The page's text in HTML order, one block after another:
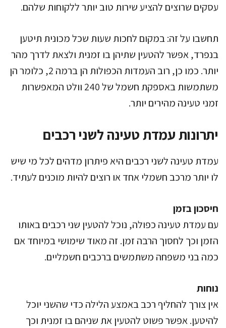
עסקים שרוצים להציע שירות טוב יותר ללקוחות שלהם.
תחשבו על זה: במקום לחכות שעות שכל מכונית תיטען
בנפרד, אפשר להטעין שתיהן בו זמנית ולצאת לדרך מהר
יותר. כמו כן, רוב העמדות הכפולות הן ברמה 2, כלומר הן
משתמשות באספקת חשמל של 240 וולט המאפשרות
זמני טעינה מהירים יותר.
יתרונות עמדת טעינה לשני רכבים
עמדת טעינה לשני רכבים היא פיתרון מדהים לכל מי שיש
לו יותר מרכב חשמלי אחד או רוצים להיות מוכנים לעתיד.
חיסכון בזמן
עם עמדת טעינה כפולה, נוכל להטעין שני רכבים באותו
הזמן וכך לחסוך הרבה זמן. זה מאוד שימושי במיוחד אם
כמה בני משפחה משתמשים ברכבים חשמליים.
נוחות
אין צורך להחליף רכב באמצע הלילה כדי שהשני יוכל
להיטען. אפשר פשוט להטעין את שניהם בו זמנית וכך